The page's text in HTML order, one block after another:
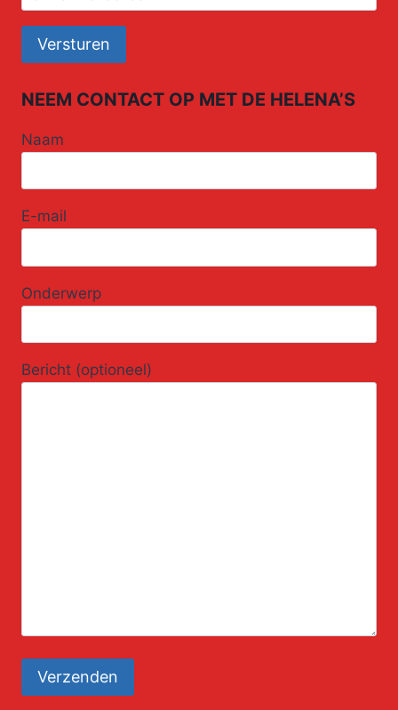
NEEM CONTACT OP MET DE HELENA’S
Naam
E-mail
Onderwerp
Bericht (optioneel)